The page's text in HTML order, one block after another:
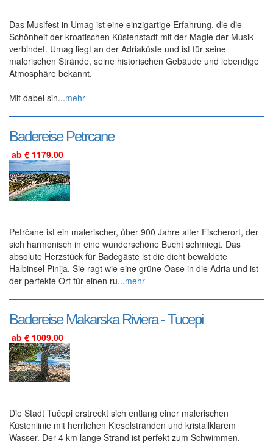
Das Musifest in Umag ist eine einzigartige Erfahrung, die die
Schönheit der kroatischen Küstenstadt mit der Magie der Musik
verbindet. Umag liegt an der Adriaküste und ist für seine
malerischen Strände, seine historischen Gebäude und lebendige
Atmosphäre bekannt.
Mit dabei sin...mehr
Badereise Petrcane
ab € 1179.00
Petrčane ist ein malerischer, über 900 Jahre alter Fischerort, der
sich harmonisch in eine wunderschöne Bucht schmiegt. Das
absolute Herzstück für Badegäste ist die dicht bewaldete
Halbinsel Pinija. Sie ragt wie eine grüne Oase in die Adria und ist
der perfekte Ort für einen ru...mehr
Badereise Makarska Riviera - Tucepi
ab € 1009.00
Die Stadt Tučepi erstreckt sich entlang einer malerischen
Küstenlinie mit herrlichen Kieselstränden und kristallklarem
Wasser. Der 4 km lange Strand ist perfekt zum Schwimmen,